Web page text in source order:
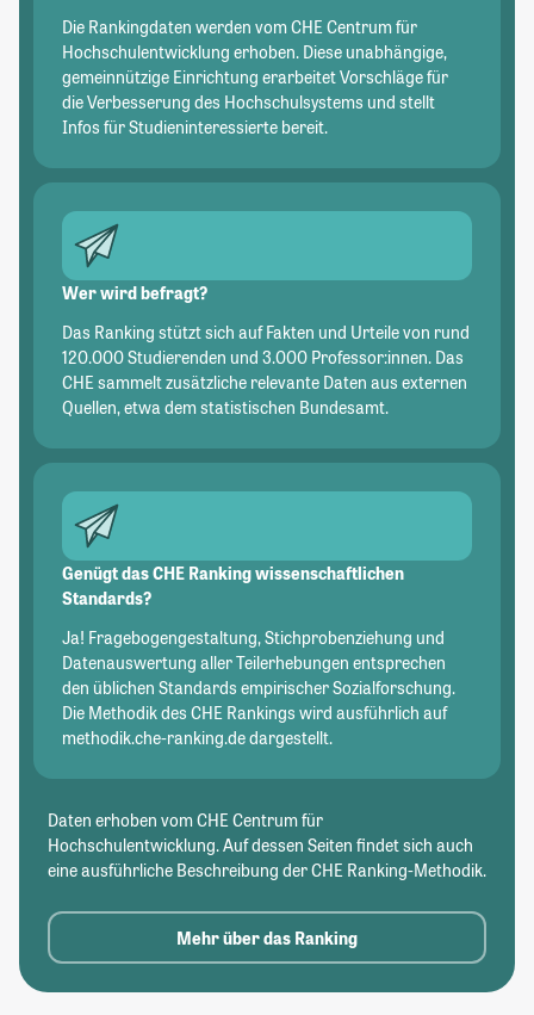
Die Rankingdaten werden vom CHE Centrum für
Hochschulentwicklung erhoben. Diese unabhängige,
gemeinnützige Einrichtung erarbeitet Vorschläge für
die Verbesserung des Hochschulsystems und stellt
Infos für Studieninteressierte bereit.
Wer wird befragt?
Das Ranking stützt sich auf Fakten und Urteile von rund
120.000 Studierenden und 3.000 Professor:innen. Das
CHE sammelt zusätzliche relevante Daten aus externen
Quellen, etwa dem statistischen Bundesamt.
Genügt das CHE Ranking wissenschaftlichen
Standards?
Ja! Fragebogengestaltung, Stichprobenziehung und
Datenauswertung aller Teilerhebungen entsprechen
den üblichen Standards empirischer Sozialforschung.
Die Methodik des CHE Rankings wird ausführlich auf
methodik.che-ranking.de dargestellt.
Daten erhoben vom CHE Centrum für
Hochschulentwicklung. Auf dessen Seiten findet sich auch
eine ausführliche Beschreibung der CHE Ranking-Methodik.
Mehr über das Ranking